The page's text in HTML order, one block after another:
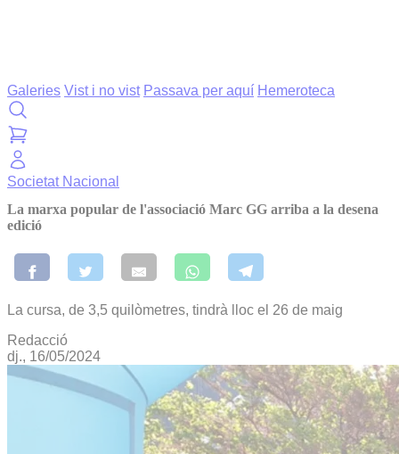
Galeries Vist i no vist Passava per aquí Hemeroteca
Societat Nacional
La marxa popular de l'associació Marc GG arriba a la desena
edició
La cursa, de 3,5 quilòmetres, tindrà lloc el 26 de maig
Redacció
dj., 16/05/2024